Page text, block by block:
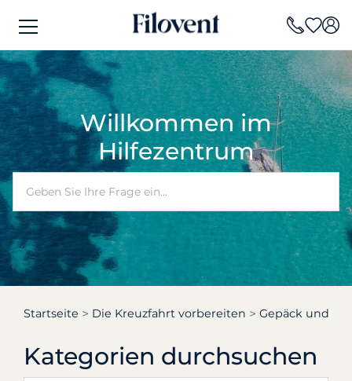
Willkommen im
Hilfezentrum
Startseite Die Kreuzfahrt vorbereiten Gepäck und
Kategorien durchsuchen